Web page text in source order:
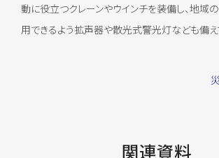
動に役立つクレーンやウインチを装備し、地域
用できるよう拡声器や散光式警光灯なども備え
関連資料